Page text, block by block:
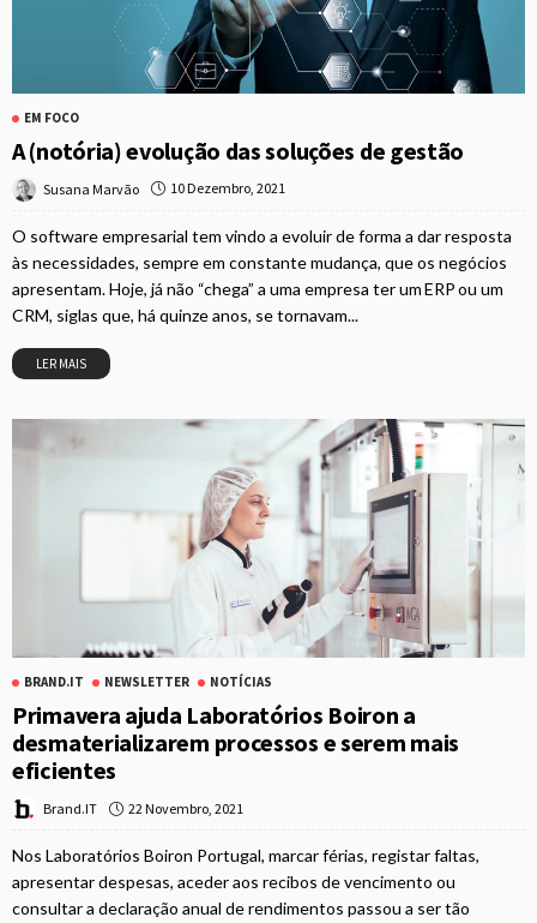
EM FOCO
A (notória) evolução das soluções de gestão
Susana Marvão 10 Dezembro, 2021
O software empresarial tem vindo a evoluir de forma a dar resposta
às necessidades, sempre em constante mudança, que os negócios
apresentam. Hoje, já não “chega” a uma empresa ter um ERP ou um
CRM, siglas que, há quinze anos, se tornavam...
LER MAIS
BRAND.IT NEWSLETTER NOTÍCIAS
Primavera ajuda Laboratórios Boiron a
desmaterializarem processos e serem mais
eficientes
Brand.IT 22 Novembro, 2021
Nos Laboratórios Boiron Portugal, marcar férias, registar faltas,
apresentar despesas, aceder aos recibos de vencimento ou
consultar a declaração anual de rendimentos passou a ser tão